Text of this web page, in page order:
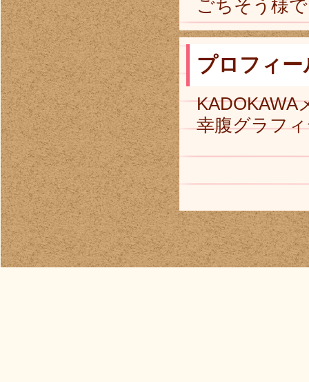
ごちそう様
プロフィ
KADOKAWA
幸腹グラフ